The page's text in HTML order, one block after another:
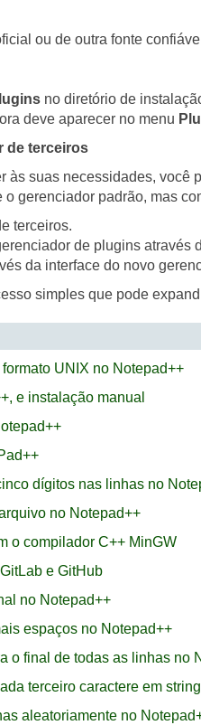
ou de outra fonte
no diretório de
deve aparecer no menu
de terceiros
às suas necessidades, você
gerenciador padrão, mas
terceiros.
de plugins através
da interface do novo
simples que pode
UNIX no Notepad++
e instalação manual
dígitos nas linhas no
no Notepad++
o compilador C++ MinGW
e GitHub
no Notepad++
espaços no Notepad++
o final de todas as linhas no
terceiro caractere em
aleatoriamente no